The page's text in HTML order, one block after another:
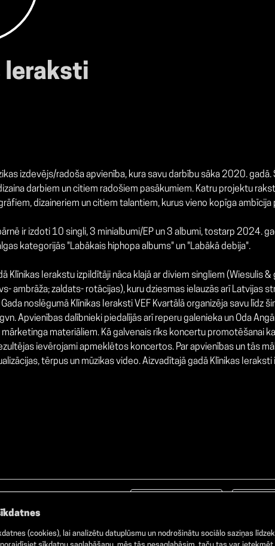
Ieraksti
izdevējs/radoša apvienība, kura savu darbību sāka 2020.
darbiem un citiem radošiem pasākumiem. Katru projektu
dizaineriem un citiem talantiem, kurus vieno kopīga
ir izdoti 10 singli, 3 minialbumi/EP un 3 albumi, tostarp 2024.
kategorijās "Labākais hiphopa albums" un "Labākā debija".
Klīnikas Ierakstu izpildītāji nāca klajā ar diviem singliem (Wiesulis
ambrāža; zaldats- rotācijas), kuru dziesmas ielauzās arī
noslēgumā Klīnikas Ieraksti VEF Kvartālā organizēja savu
Apvienības dalībnieki piedalījās arī reperu galenieka un Oda
materiāliem. Kā galvenais rīks koncertu promotēšanai
ievērojami apmeklētos koncertos. Par apvienības un tās
tērpus un mūzikas video. Aizvadītajā gadā Klīnikas
(cookies), lai analizētu datuplūsmu un nodrošinātu sociālo saziņas